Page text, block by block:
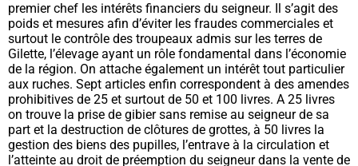
premier chef les intérêts financiers du seigneur. Il s’agit des
poids et mesures afin d’éviter les fraudes commerciales et
surtout le contrôle des troupeaux admis sur les terres de
Gilette, l’élevage ayant un rôle fondamental dans l’économie
de la région. On attache également un intérêt tout particulier
aux ruches. Sept articles enfin correspondent à des amendes
prohibitives de 25 et surtout de 50 et 100 livres. A 25 livres
on trouve la prise de gibier sans remise au seigneur de sa
part et la destruction de clôtures de grottes, à 50 livres la
gestion des biens des pupilles, l’entrave à la circulation et
l’atteinte au droit de préemption du seigneur dans la vente de